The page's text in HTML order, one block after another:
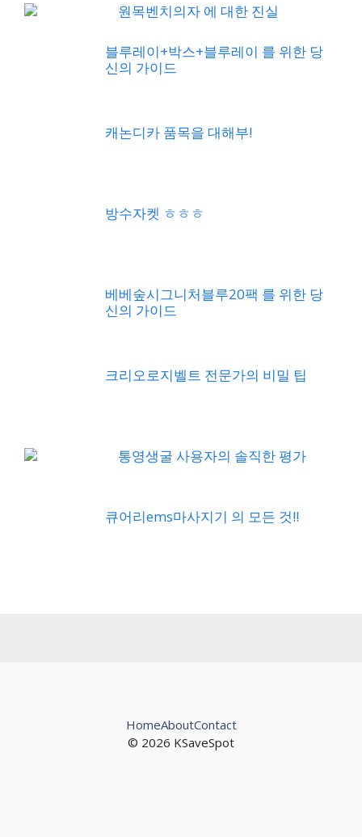
원목벤치의자 에 대한 진실
블루레이+박스+블루레이 를 위한 당
신의 가이드
캐논디카 품목을 대해부!
베베숲시그니처블루20팩 를 위한 당
크리오로지벨트 전문가의 비밀 팁